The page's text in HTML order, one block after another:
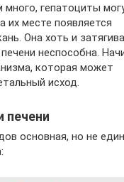
гепатоциты
их месте появляется
Она хоть и
неспособна.
которая может
исход.
печени
основная, но не